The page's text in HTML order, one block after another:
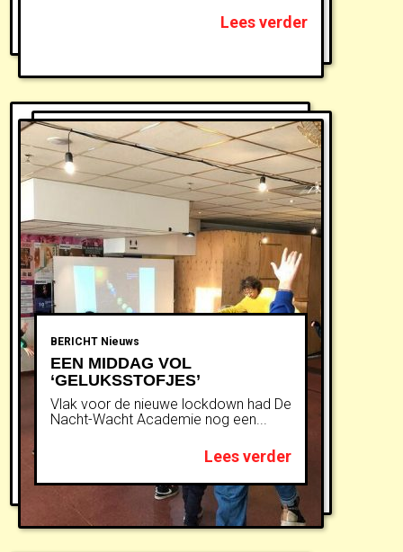
Lees verder
BERICHT Nieuws
EEN MIDDAG VOL
‘GELUKSSTOFJES’
Vlak voor de nieuwe lockdown had De
Nacht-Wacht Academie nog een...
Lees verder